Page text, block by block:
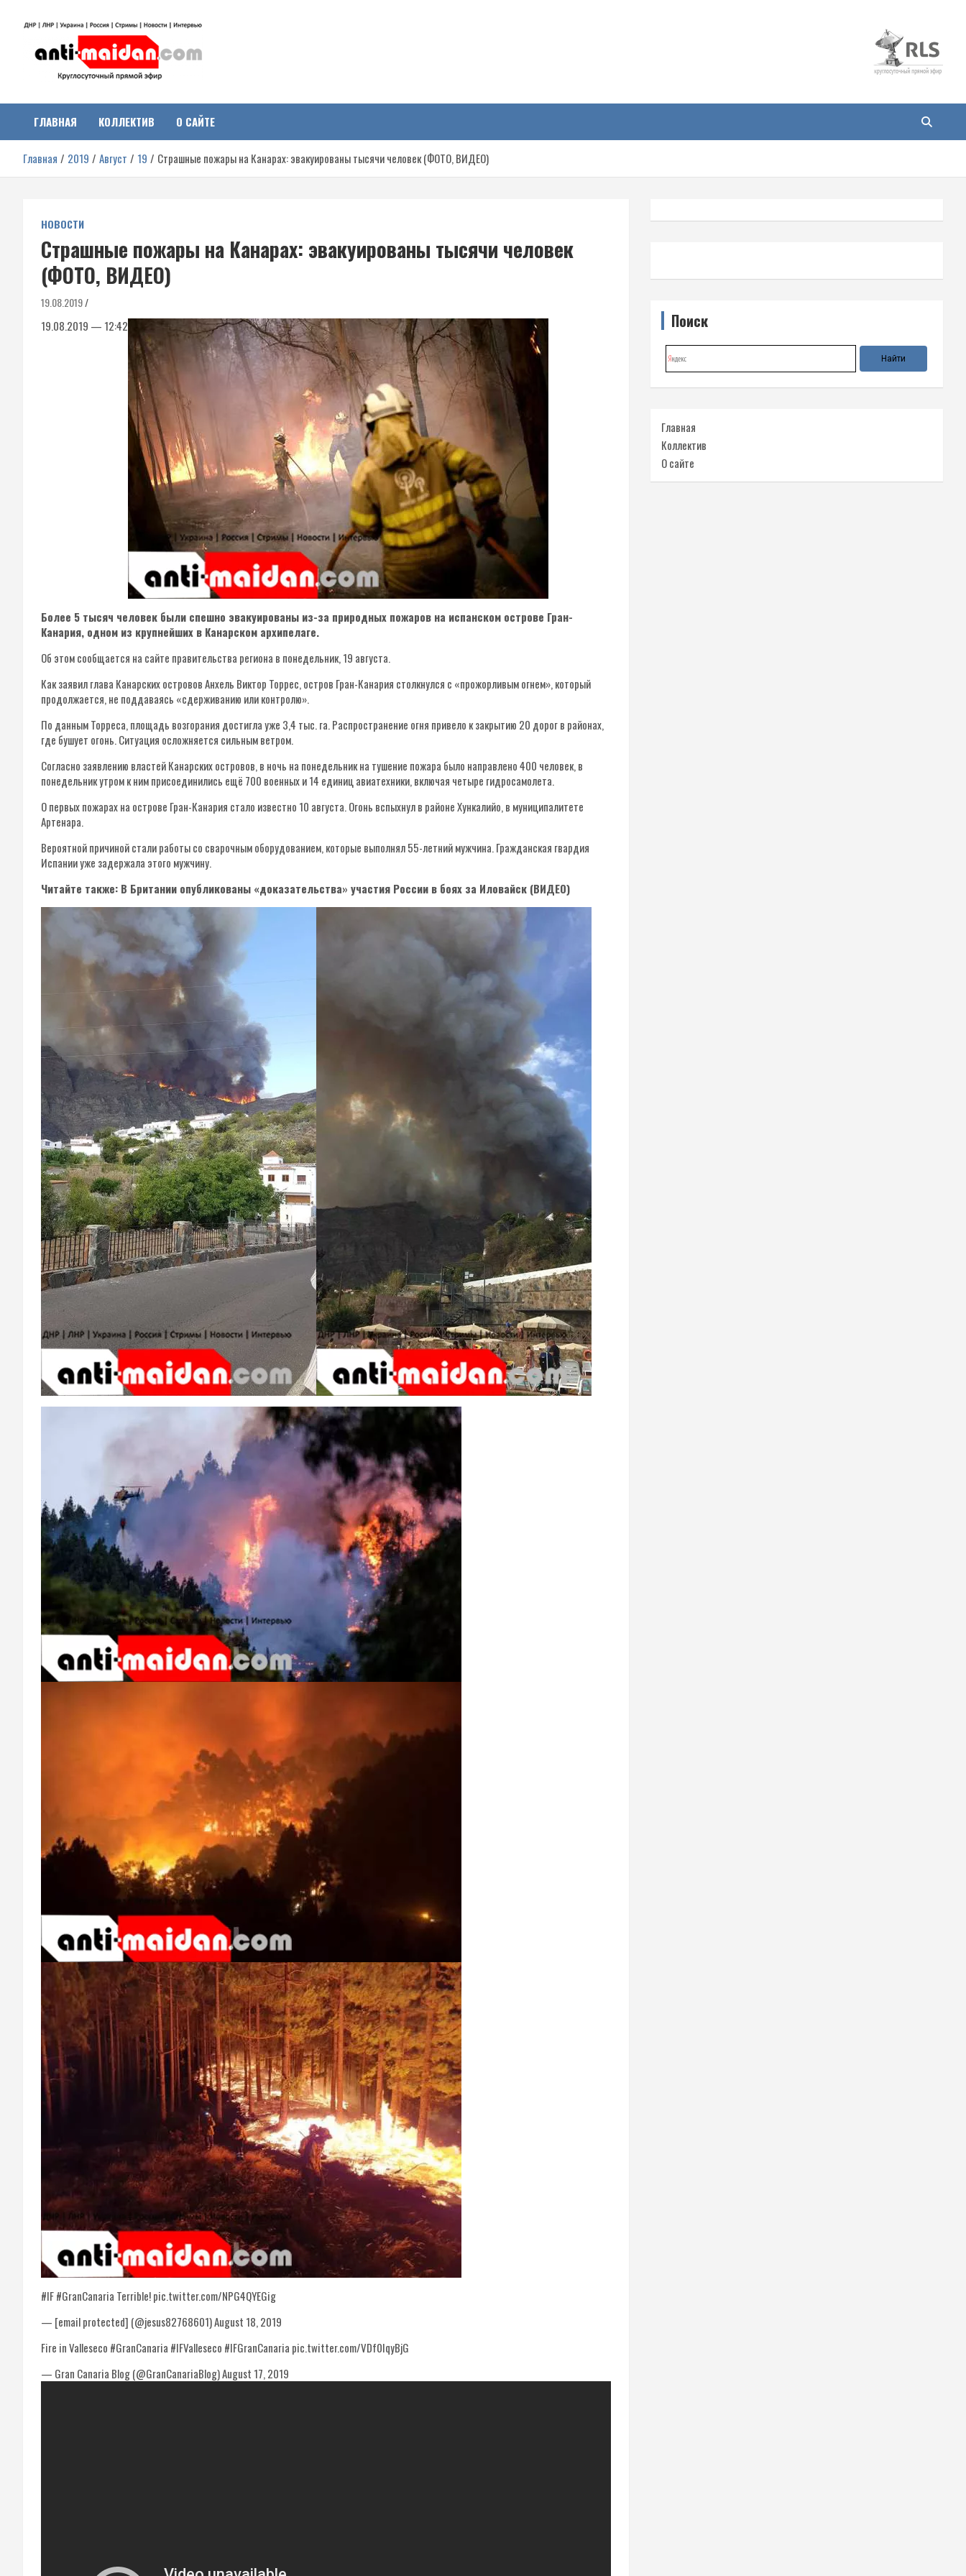
Антимайдан:
Гражданская война на
Украине
о гражданской войне на Украине, включая события в Новороссии,
ДНР, ЛНР и других регионах.
ГЛАВНАЯ КОЛЛЕКТИВ О САЙТЕ
Главная 2019 Август 19 Страшные пожары на Канарах: эвакуированы тысячи человек (ФОТО, ВИДЕО)
НОВОСТИ
Страшные пожары на Канарах: эвакуированы тысячи человек
(ФОТО, ВИДЕО)
19.08.2019
19.08.2019 — 12:42
Более 5 тысяч человек были спешно эвакуированы из-за природных пожаров на испанском острове Гран-
Канария, одном из крупнейших в Канарском архипелаге.
Об этом сообщается на сайте правительства региона в понедельник, 19 августа.
Как заявил глава Канарских островов Анхель Виктор Торрес, остров Гран-Канария столкнулся с «прожорливым огнем», который
продолжается, не поддаваясь «сдерживанию или контролю».
По данным Торреса, площадь возгорания достигла уже 3,4 тыс. га. Распространение огня привело к закрытию 20 дорог в районах,
где бушует огонь. Ситуация осложняется сильным ветром.
Согласно заявлению властей Канарских островов, в ночь на понедельник на тушение пожара было направлено 400 человек, в
понедельник утром к ним присоединились ещё 700 военных и 14 единиц авиатехники, включая четыре гидросамолета.
О первых пожарах на острове Гран-Канария стало известно 10 августа. Огонь вспыхнул в районе Хункалийо, в муниципалитете
Артенара.
Вероятной причиной стали работы со сварочным оборудованием, которые выполнял 55-летний мужчина. Гражданская гвардия
Испании уже задержала этого мужчину.
Читайте также: В Британии опубликованы «доказательства» участия России в боях за Иловайск (ВИДЕО)
#IF #GranCanaria Terrible! pic.twitter.com/NPG4QYEGig
— [email protected] (@jesus82768601) August 18, 2019
Fire in Valleseco #GranCanaria #IFValleseco #IFGranCanaria pic.twitter.com/VDf0IqyBjG
— Gran Canaria Blog (@GranCanariaBlog) August 17, 2019
Поиск
Главная
Коллектив
О сайте